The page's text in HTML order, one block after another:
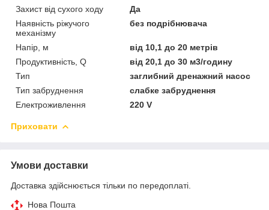
Захист від сухого ходу
Да
Наявність ріжучого
механізму
без подрібнювача
Напір, м
від 10,1 до 20 метрів
Продуктивність, Q
від 20,1 до 30 м3/годину
Тип
заглибний дренажний насос
Тип забруднення
слабке забруднення
Електроживлення
220 V
Приховати
Умови доставки
Доставка здійснюється тільки по передоплаті.
Нова Пошта